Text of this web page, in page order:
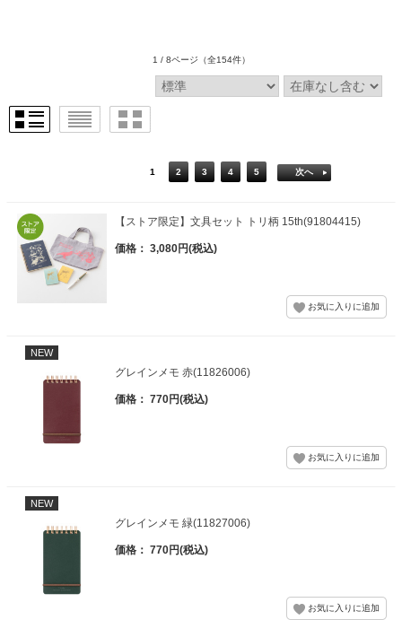
1 / 8ページ （全154件）
1 2 3 4 5 次へ
【ストア限定】文具セット トリ柄 15th(91804415)
価格： 3,080円(税込)
NEW
グレインメモ 赤(11826006)
価格： 770円(税込)
NEW
グレインメモ 緑(11827006)
価格： 770円(税込)